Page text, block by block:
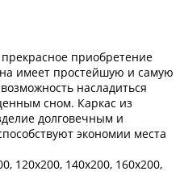
приобретение
имеет простейшую и самую
насладиться
сном. Каркас из
долговечным и
экономии места
120х200, 140х200, 160х200,